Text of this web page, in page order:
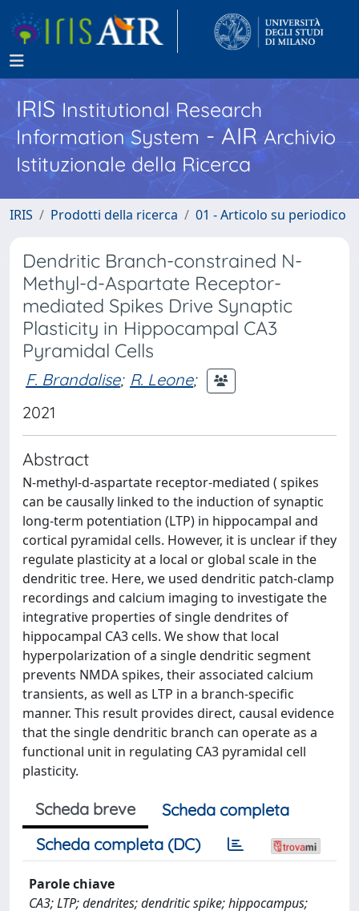
IRISInstitutional Research
Information System - AIR Archivio
Istituzionale della Ricerca
IRIS Prodotti della ricerca 01 - Articolo su periodico
Dendritic Branch-constrained N-
Methyl-d-Aspartate Receptor-
mediated Spikes Drive Synaptic
Plasticity in Hippocampal CA3
Pyramidal Cells
F. Brandalise; R. Leone;
2021
Abstract
N-methyl-d-aspartate receptor-mediated ( spikes
can be causally linked to the induction of synaptic
long-term potentiation (LTP) in hippocampal and
cortical pyramidal cells. However, it is unclear if they
regulate plasticity at a local or global scale in the
dendritic tree. Here, we used dendritic patch-clamp
recordings and calcium imaging to investigate the
integrative properties of single dendrites of
hippocampal CA3 cells. We show that local
hyperpolarization of a single dendritic segment
prevents NMDA spikes, their associated calcium
transients, as well as LTP in a branch-specific
manner. This result provides direct, causal evidence
that the single dendritic branch can operate as a
functional unit in regulating CA3 pyramidal cell
plasticity.
Scheda breve
Scheda completa
Scheda completa (DC)
Parole chiave
CA3; LTP; dendrites; dendritic spike; hippocampus;